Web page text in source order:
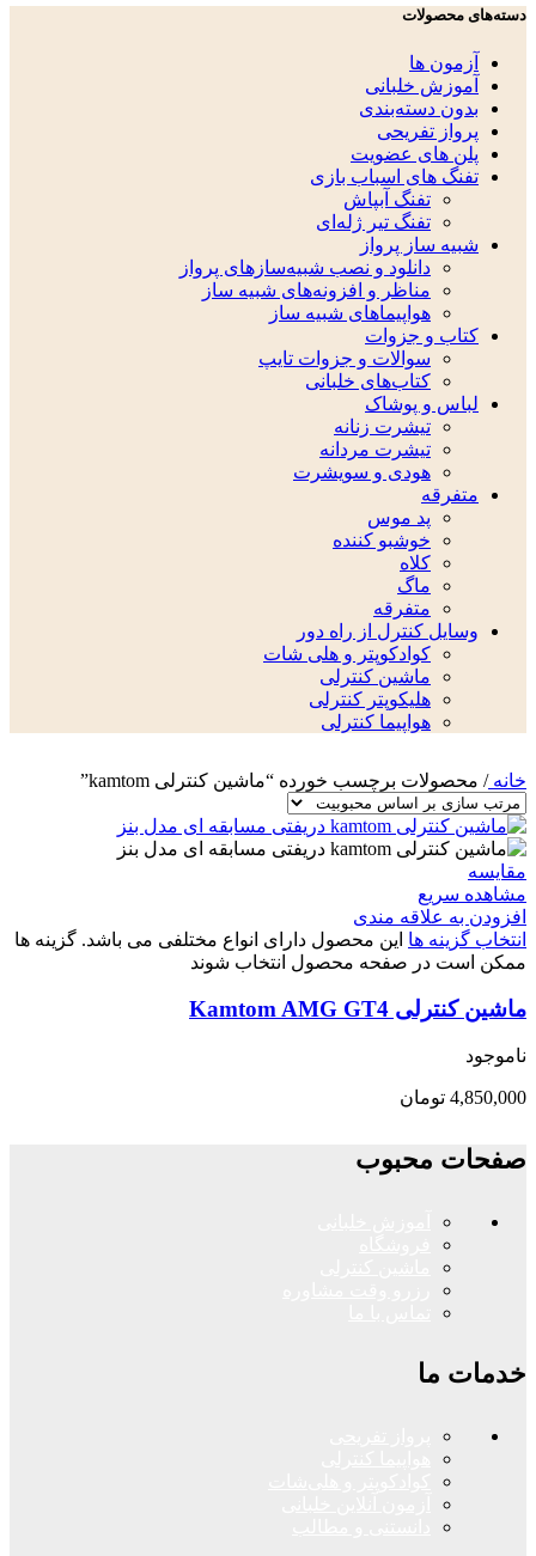
دسته‌های محصولات
آزمون ها
آموزش خلبانی
بدون دسته‌بندی
پرواز تفریحی
پلن های عضویت
تفنگ های اسباب بازی
تفنگ آبپاش
تفنگ تیر ژله‌ای
شبیه ساز پرواز
دانلود و نصب شبیه‌سازهای پرواز
مناظر و افزونه‌های شبیه ساز
هواپیماهای شبیه ساز
کتاب و جزوات
سوالات و جزوات تایپ
کتاب‌های خلبانی
لباس و پوشاک
تیشرت زنانه
تیشرت مردانه
هودی و سویشرت
متفرقه
پد موس
خوشبو کننده
کلاه
ماگ
متفرقه
وسایل کنترل از راه دور
کوادکوپتر و هلی شات
ماشین کنترلی
هلیکوپتر کنترلی
هواپیما کنترلی
خانه/ محصولات برچسب خورده “ماشین کنترلی kamtom”
مقایسه
مشاهده سریع
افزودن به علاقه مندی
انتخاب گزینه ها این محصول دارای انواع مختلفی می باشد. گزینه ها
ممکن است در صفحه محصول انتخاب شوند
ماشین کنترلی Kamtom AMG GT4
ناموجود
4,850,000 تومان
صفحات محبوب
خدمات ما